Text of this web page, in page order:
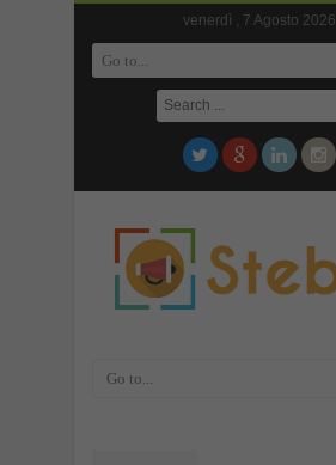
venerdì , 7 Agosto 2026